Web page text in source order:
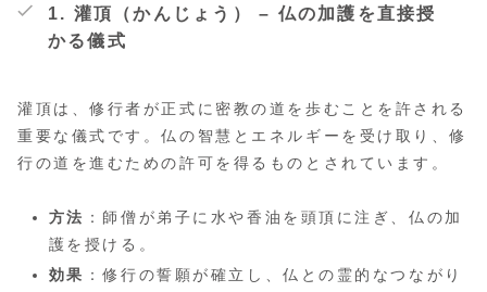
1. 灌頂（かんじょう）
– 仏の加護を直接授
かる儀式
灌頂は、修行者が正式に密教の道を歩むことを許される
重要な儀式です。仏の智慧とエネルギーを受け取り、修
行の道を進むための許可を得るものとされています。
方法 ：師僧が弟子に水や香油を頭頂に注ぎ、仏の加
護を授ける。
効果 ：修行の誓願が確立し、仏との霊的なつながり